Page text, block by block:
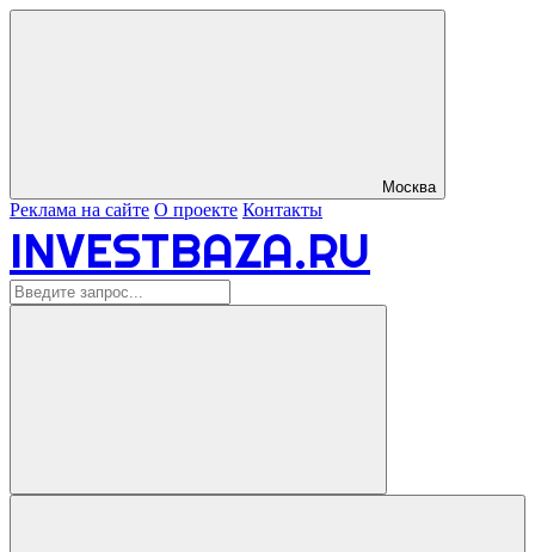
Москва
Реклама на сайте О проекте Контакты
INVESTBAZA.RU